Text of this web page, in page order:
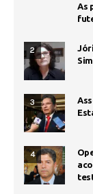
As
2
3
4